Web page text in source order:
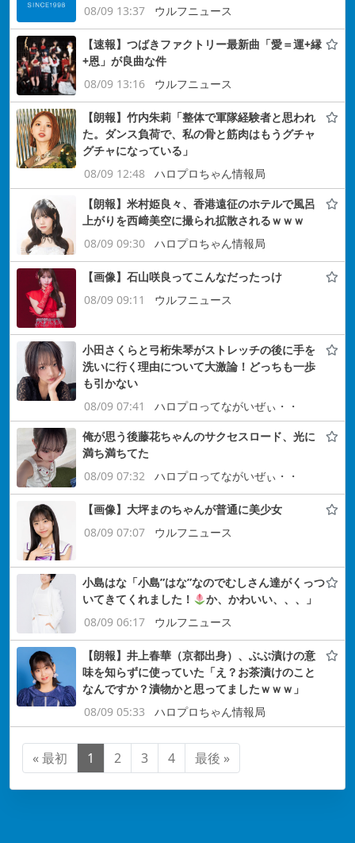
08/09 13:37
ウルフニュース
【速報】つばきファクトリー最新曲「愛＝運+縁
+恩」が良曲な件
08/09 13:16
ウルフニュース
【朗報】竹内朱莉「整体で軍隊経験者と思われ
た。ダンス負荷で、私の骨と筋肉はもうグチャ
グチャになっている」
08/09 12:48
ハロプロちゃん情報局
【朗報】米村姫良々、香港遠征のホテルで風呂
上がりを西﨑美空に撮られ拡散されるｗｗｗ
08/09 09:30
ハロプロちゃん情報局
【画像】石山咲良ってこんなだったっけ
08/09 09:11
ウルフニュース
小田さくらと弓桁朱琴がストレッチの後に手を
洗いに行く理由について大激論！どっちも一歩
も引かない
08/09 07:41
ハロプロってながいぜぃ・・
俺が思う後藤花ちゃんのサクセスロード、光に
満ち満ちてた
08/09 07:32
ハロプロってながいぜぃ・・
【画像】大坪まのちゃんが普通に美少女
08/09 07:07
ウルフニュース
小島はな「小島”はな”なのでむしさん達がくっつ
いてきてくれました！
か、かわいい、、、」
08/09 06:17
ウルフニュース
【朗報】井上春華（京都出身）、ぶぶ漬けの意
味を知らずに使っていた「え？お茶漬けのこと
なんですか？漬物かと思ってましたｗｗｗ」
08/09 05:33
ハロプロちゃん情報局
« 最初 1 2 3 4 最後 »